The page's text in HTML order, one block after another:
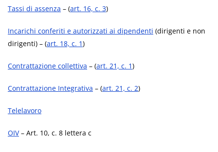
Tassi di assenza – (art. 16, c. 3)
Incarichi conferiti e autorizzati ai dipendenti (dirigenti e non
dirigenti) – (art. 18, c. 1)
Contrattazione collettiva – (art. 21, c. 1)
Contrattazione Integrativa – (art. 21, c. 2)
Telelavoro
OIV– Art. 10, c. 8 lettera c